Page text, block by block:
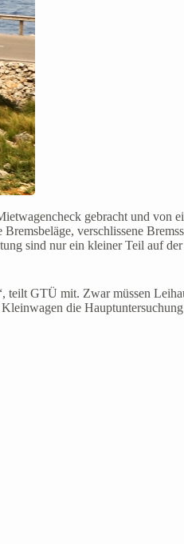
gebracht und von
verschlissene
sind nur ein kleiner Teil auf
GTÜ mit. Zwar müssen
die